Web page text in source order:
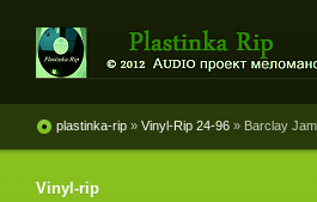
винила и
plastinka-rip » Vinyl-Rip 24-96 » Barclay
Vinyl-rip